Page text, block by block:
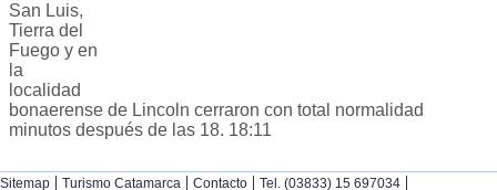
San Luis,
Tierra del
Fuego y en
la
localidad
bonaerense de Lincoln cerraron con total normalidad
minutos después de las 18. 18:11
Sitemap | Turismo Catamarca | Contacto | Tel. (03833) 15 697034 |